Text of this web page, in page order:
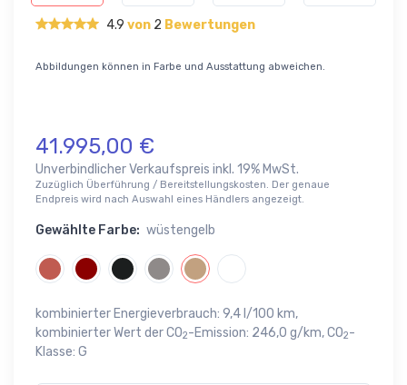
4.9 von 2 Bewertungen
Abbildungen können in Farbe und Ausstattung abweichen.
41.995,00 €
Unverbindlicher Verkaufspreis inkl. 19% MwSt.
Zuzüglich Überführung / Bereitstellungskosten. Der genaue
Endpreis wird nach Auswahl eines Händlers angezeigt.
Gewählte Farbe: wüstengelb
kombinierter Energieverbrauch: 9,4 l/100 km,
kombinierter Wert der CO2-Emission: 246,0 g/km, CO2-
Klasse: G